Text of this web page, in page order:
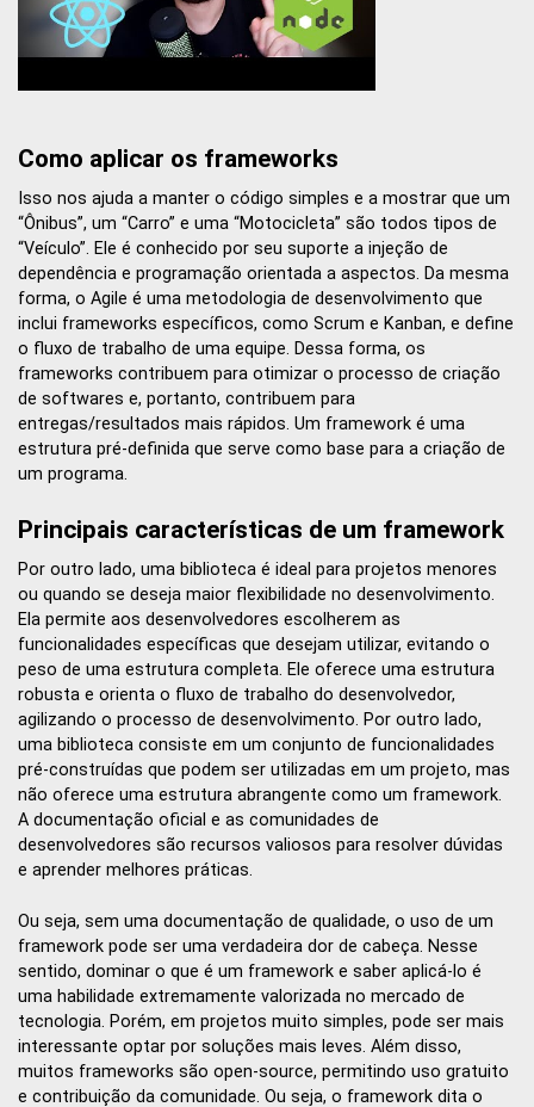
Como aplicar os frameworks
Isso nos ajuda a manter o código simples e a mostrar que um
“Ônibus”, um “Carro” e uma “Motocicleta” são todos tipos de
“Veículo”. Ele é conhecido por seu suporte a injeção de
dependência e programação orientada a aspectos. Da mesma
forma, o Agile é uma metodologia de desenvolvimento que
inclui frameworks específicos, como Scrum e Kanban, e define
o fluxo de trabalho de uma equipe. Dessa forma, os
frameworks contribuem para otimizar o processo de criação
de softwares e, portanto, contribuem para
entregas/resultados mais rápidos. Um framework é uma
estrutura pré-definida que serve como base para a criação de
um programa.
Principais características de um framework
Por outro lado, uma biblioteca é ideal para projetos menores
ou quando se deseja maior flexibilidade no desenvolvimento.
Ela permite aos desenvolvedores escolherem as
funcionalidades específicas que desejam utilizar, evitando o
peso de uma estrutura completa. Ele oferece uma estrutura
robusta e orienta o fluxo de trabalho do desenvolvedor,
agilizando o processo de desenvolvimento. Por outro lado,
uma biblioteca consiste em um conjunto de funcionalidades
pré-construídas que podem ser utilizadas em um projeto, mas
não oferece uma estrutura abrangente como um framework.
A documentação oficial e as comunidades de
desenvolvedores são recursos valiosos para resolver dúvidas
e aprender melhores práticas.
Ou seja, sem uma documentação de qualidade, o uso de um
framework pode ser uma verdadeira dor de cabeça. Nesse
sentido, dominar o que é um framework e saber aplicá-lo é
uma habilidade extremamente valorizada no mercado de
tecnologia. Porém, em projetos muito simples, pode ser mais
interessante optar por soluções mais leves. Além disso,
muitos frameworks são open-source, permitindo uso gratuito
e contribuição da comunidade. Ou seja, o framework dita o